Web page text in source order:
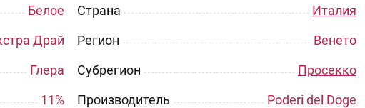
Белое
Драй
Глера
11%
Страна
Италия
Регион
Венето
Субрегион
Просекко
Производитель
Poderi del Doge